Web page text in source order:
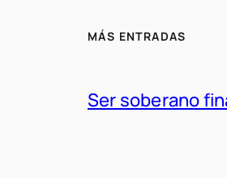
MÁS ENTRADAS
Ser soberano